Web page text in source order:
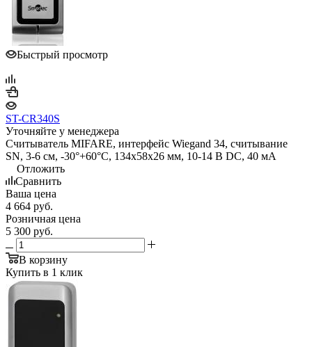
Быстрый просмотр
ST-CR340S
Уточняйте у менеджера
Считыватель MIFARE, интерфейс Wiegand 34, считывание
SN, 3-6 см, -30°+60°С, 134x58x26 мм, 10-14 В DC, 40 мA
Отложить
Сравнить
Ваша цена
4 664 руб.
Розничная цена
5 300 руб.
В корзину
Купить в 1 клик